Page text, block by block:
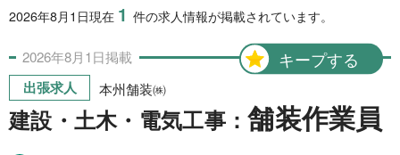
30日間
31日間 2件
2ヶ月間
6ヶ月間 6件
2026年8月1日現在 1 件の求人情報が掲載されています。
キープする
2026年8月1日掲載
出張求人 本州舗装㈱
建設・土木・電気工事：舗装作業員